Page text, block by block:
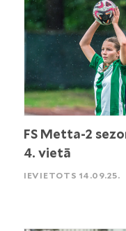
FS Metta-2
4. vietā
IEVIETOTS 14.09.25.